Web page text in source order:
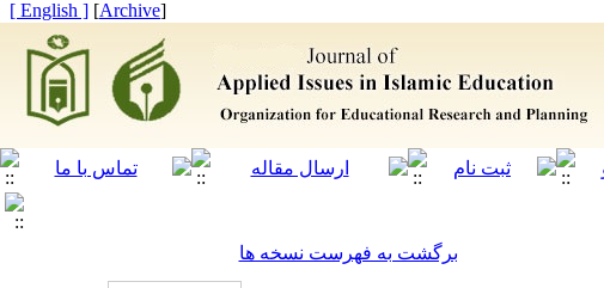
[
Archive
]
[ English ]
برگشت به فهرست نسخه ها